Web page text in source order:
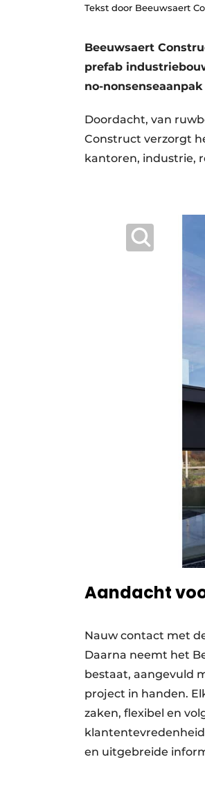
Vacature
Video’s
Aanmelden
Bedrijven
Contact
Tekst door Beeuwsaert
Beeuwsaert
prefab
no-
Doordacht, van
Construct verzorgt
kantoren, industrie,
Aandacht
Nauw contact met
Daarna neemt het
bestaat, aangevuld
project in handen.
zaken, flexibel en
en uitgebreide